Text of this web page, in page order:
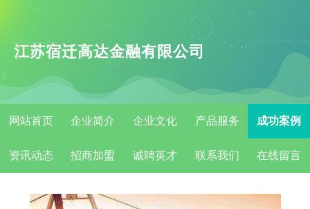
江苏宿迁高达金融有限公司
网站首页 企业简介 企业文化 产品服务 成功案例
资讯动态 招商加盟 诚聘英才 联系我们 在线留言